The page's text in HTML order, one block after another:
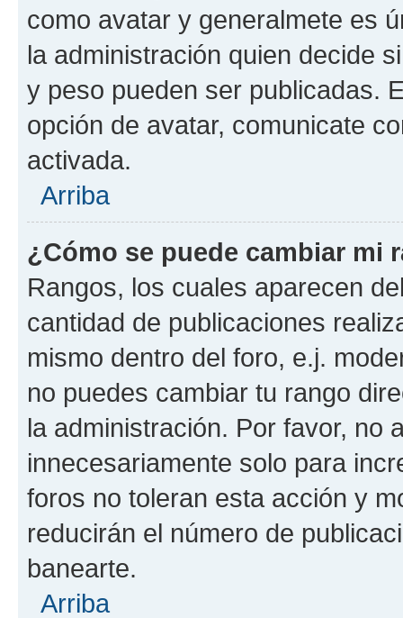
como avatar y generalmete es
la administración quien decide
y peso pueden ser publicadas.
opción de avatar, comunicate
activada.
Arriba
¿Cómo se puede cambiar mi
Rangos, los cuales aparecen
cantidad de publicaciones
mismo dentro del foro, e.j.
no puedes cambiar tu rango
la administración. Por favor, no
innecesariamente solo para
foros no toleran esta acción y
reducirán el número de
banearte.
Arriba